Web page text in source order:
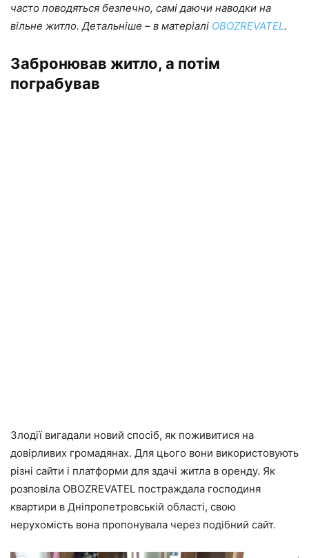
часто поводяться безпечно, самі даючи наводки на
вільне житло. Детальніше – в матеріалі OBOZREVATEL.
Забронював житло, а потім
пограбував
Злодії вигадали новий спосіб, як поживитися на
довірливих громадянах. Для цього вони використовують
різні сайти і платформи для здачі житла в оренду. Як
розповіла OBOZREVATEL постраждала господиня
квартири в Дніпропетровській області, свою
нерухомість вона пропонувала через подібний сайт.